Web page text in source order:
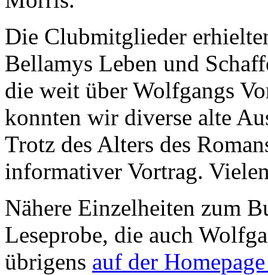
Die Clubmitglieder
Bellamys Leben und
die weit über Wolfgangs
konnten wir diverse alte
Trotz des Alters des
informativer Vortrag.
Nähere Einzelheiten zum
Leseprobe, die auch
übrigens auf der